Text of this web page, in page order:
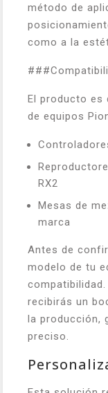
método de
como a la
El producto es
de equipos
RX2
Mesas de
marca
Antes de
modelo de tu
recibirás un
la producción,
preciso.